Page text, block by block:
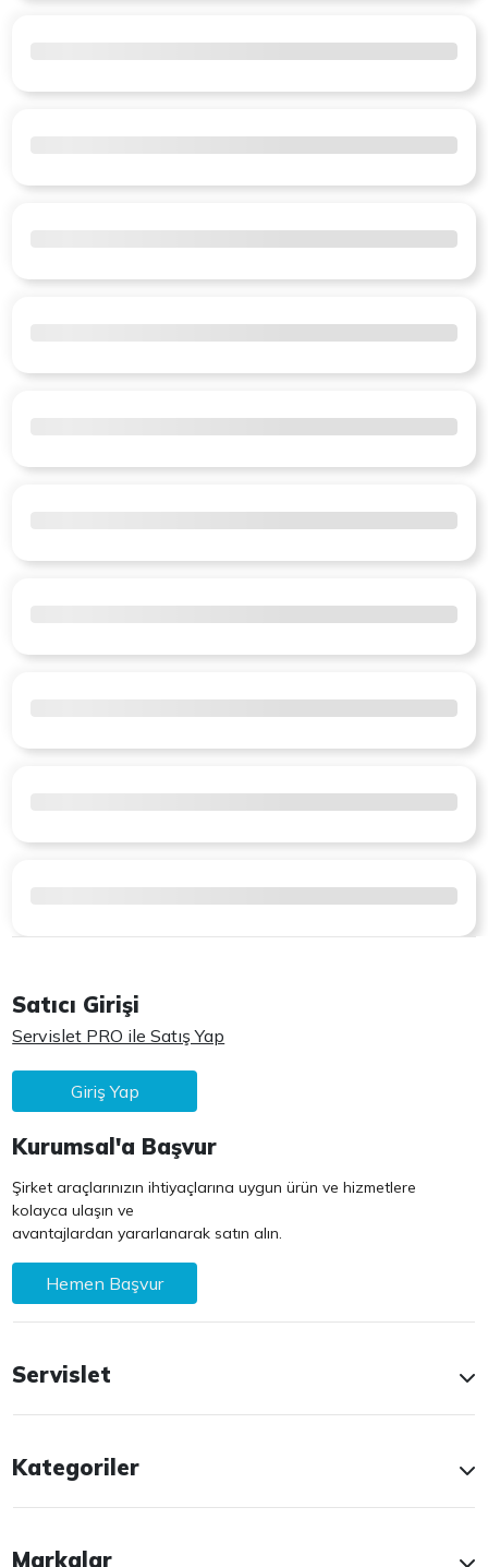
Satıcı Girişi
Servislet PRO ile Satış Yap
Giriş Yap
Kurumsal'a Başvur
Şirket araçlarınızın ihtiyaçlarına uygun ürün ve hizmetlere
kolayca ulaşın ve
avantajlardan yararlanarak satın alın.
Hemen Başvur
Servislet
Kategoriler
Markalar